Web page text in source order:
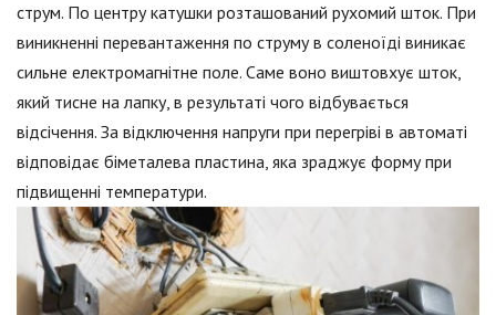
струм. По центру катушки розташований рухомий шток. При
виникненні перевантаження по струму в соленоїді виникає
сильне електромагнітне поле. Саме воно виштовхує шток,
який тисне на лапку, в результаті чого відбувається
відсічення. За відключення напруги при перегріві в автоматі
відповідає біметалева пластина, яка зраджує форму при
підвищенні температури.